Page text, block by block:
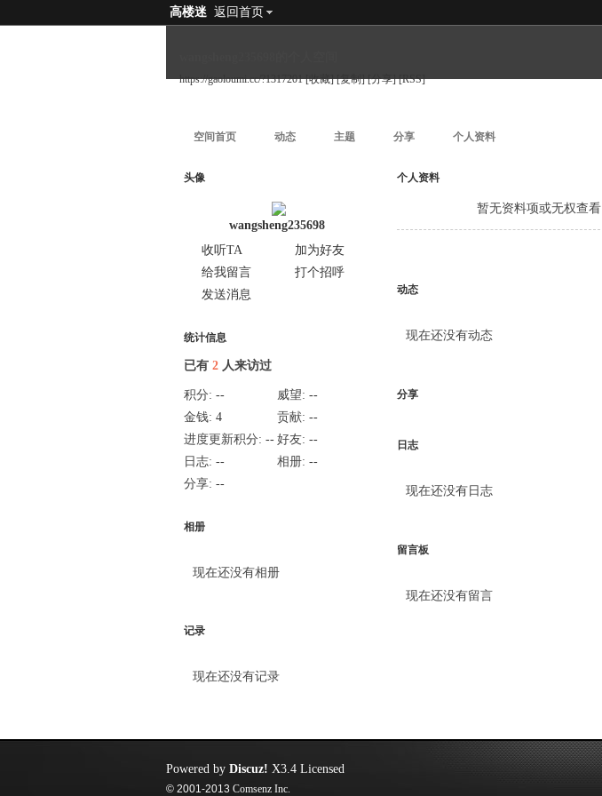
高楼迷 返回首页
https://gaoloumi.cc/?1317201 [收藏] [复制] [分享] [RSS]
空间首页 动态 主题 分享 个人资料
头像
wangsheng235698
收听TA
加为好友
给我留言
打个招呼
发送消息
统计信息
已有 2 人来访过
积分: -- 威望: --
金钱: 4 贡献: --
进度更新积分: -- 好友: --
日志: -- 相册: --
分享: --
相册
现在还没有相册
记录
现在还没有记录
个人资料
暂无资料项或无权查看
动态
现在还没有动态
分享
日志
现在还没有日志
留言板
现在还没有留言
Powered by Discuz! X3.4 Licensed
© 2001-2013 Comsenz Inc.